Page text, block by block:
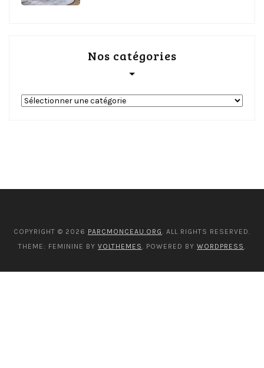
Nos catégories
COPYRIGHT © 2026 PARCMONCEAU.ORG. ALL RIGHTS RESERVED.
THEME: FEMININE BY VOLTHEMES. POWERED BY WORDPRESS.